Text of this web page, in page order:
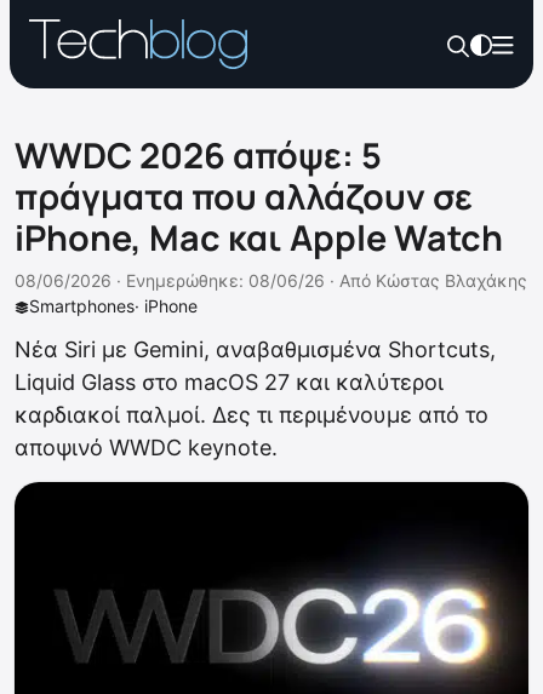
WWDC 2026 απόψε: 5
πράγματα που αλλάζουν σε
iPhone, Mac και Apple Watch
Smartphones· iPhone
08/06/2026 · Ενημερώθηκε: 08/06/26 · Από Κώστας Βλαχάκης
Νέα Siri με Gemini, αναβαθμισμένα Shortcuts,
Liquid Glass στο macOS 27 και καλύτεροι
καρδιακοί παλμοί. Δες τι περιμένουμε από το
αποψινό WWDC keynote.